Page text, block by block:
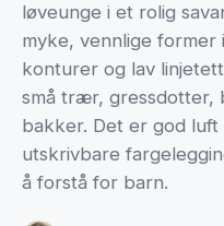
løveunge i et rolig
myke, vennlige former
konturer og lav
små trær, gressdotter,
bakker. Det er god
utskrivbare
å forstå for barn.